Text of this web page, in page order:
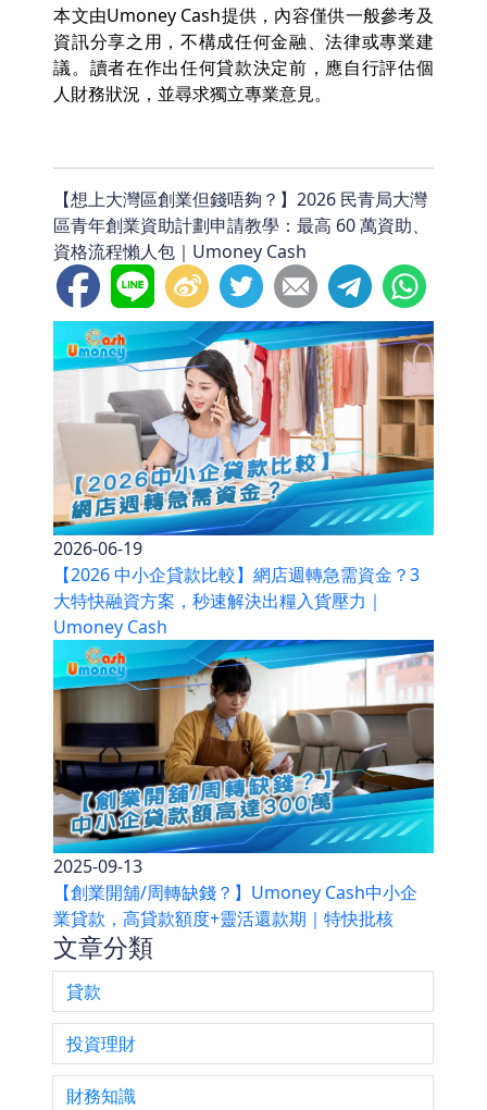
本文由Umoney Cash提供，內容僅供一般參考及
資訊分享之用，不構成任何金融、法律或專業建
議。讀者在作出任何貸款決定前，應自行評估個
人財務狀況，並尋求獨立專業意見。
【想上大灣區創業但錢唔夠？】2026 民青局大灣
區青年創業資助計劃申請教學：最高 60 萬資助、
資格流程懶人包｜Umoney Cash
2026-06-19
【2026 中小企貸款比較】網店週轉急需資金？3
大特快融資方案，秒速解決出糧入貨壓力｜
Umoney Cash
2025-09-13
【創業開舖/周轉缺錢？】Umoney Cash中小企
業貸款，高貸款額度+靈活還款期｜特快批核
文章分類
貸款
投資理財
財務知識